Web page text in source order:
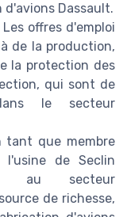
Dassault.
offres d'emploi
de la production,
la protection des
qui sont de
le secteur
tant que membre
l'usine de Seclin
au secteur
de richesse,